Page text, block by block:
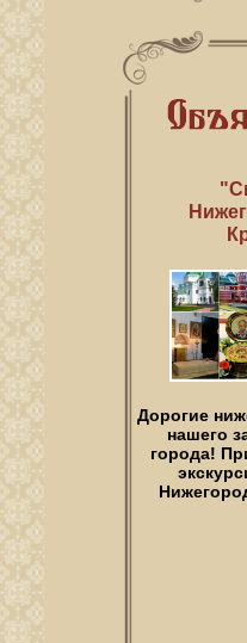
Дорогие
нашего
города!